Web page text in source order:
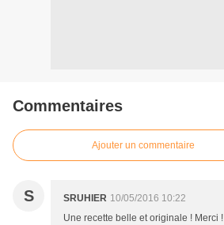
Commentaires
Ajouter un commentaire
S SRUHIER 10/05/2016 10:22
Une recette belle et originale ! Merci !